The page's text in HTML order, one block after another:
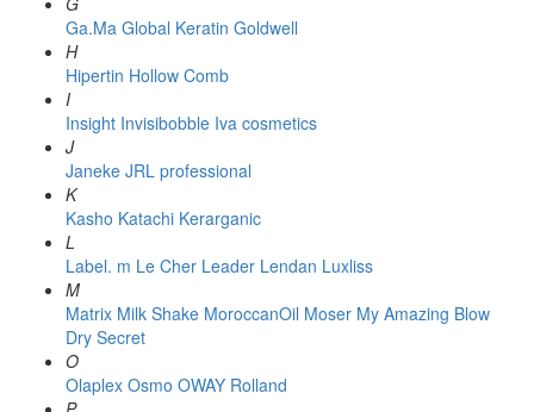
Ga.Ma Global Keratin Goldwell
H
Hipertin Hollow Comb
I
Insight Invisibobble Iva cosmetics
J
Janeke JRL professional
K
Kasho Katachi Kerarganic
L
Label. m Le Cher Leader Lendan Luxliss
M
Matrix Milk Shake MoroccanOil Moser My Amazing Blow
Dry Secret
O
Olaplex Osmo OWAY Rolland